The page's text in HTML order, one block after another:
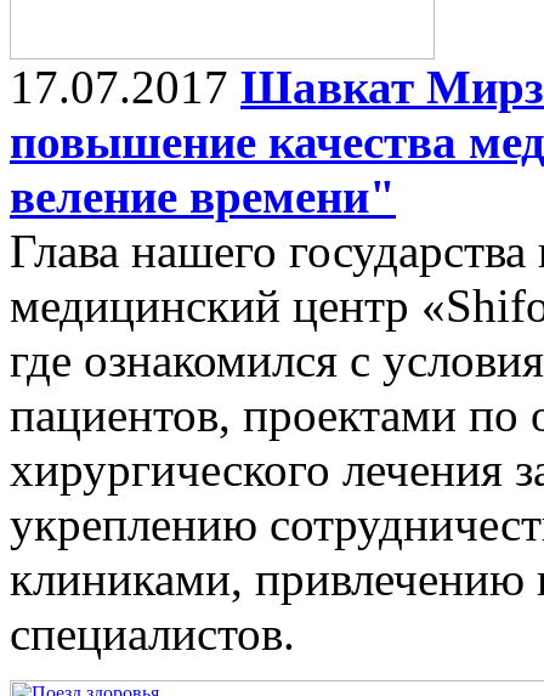
17.07.2017 Шавкат
повышение качества
веление времени"
Глава нашего
медицинский центр
где ознакомился с
пациентов, проектами по
хирургического лечения
укреплению
клиниками,
специалистов.